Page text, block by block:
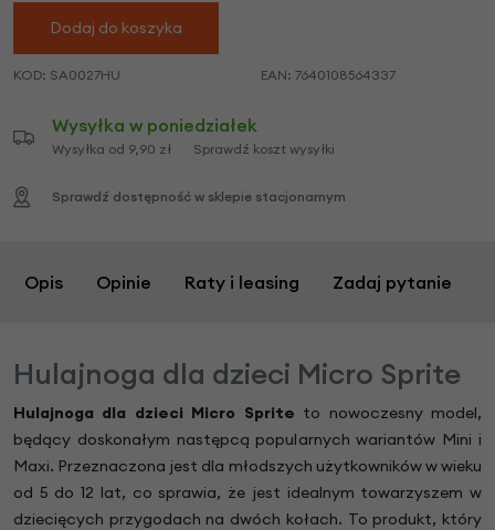
Dodaj do koszyka
KOD: SA0027HU EAN: 7640108564337
Wysyłka w poniedziałek
Wysyłka od 9,90 zł Sprawdź koszt wysyłki
Sprawdź dostępność w sklepie stacjonarnym
Opis Opinie Raty i leasing Zadaj pytanie
Hulajnoga dla dzieci Micro Sprite
Hulajnoga dla dzieci Micro Sprite to nowoczesny model,
będący doskonałym następcą popularnych wariantów Mini i
Maxi. Przeznaczona jest dla młodszych użytkowników w wieku
od 5 do 12 lat, co sprawia, że jest idealnym towarzyszem w
dziecięcych przygodach na dwóch kołach. To produkt, który